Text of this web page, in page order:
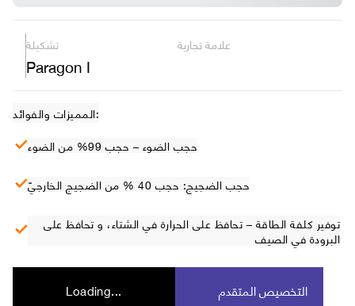
تشكيلة
Paragon I
علامة تجارية
المميزات والفوائد:
حجب الضوء – حجب 99% من الضوء
حجب الضجيج: حجب 40 % من الضجيج الخارجيّ
توفير كلفة الطاقة – تحافظ على الحرارة في الشتاء، و تحافظ على
البرودة في الصيف
Loading... التخصيص المتقدم